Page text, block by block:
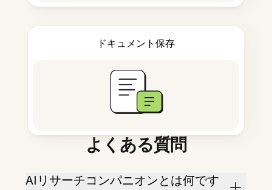
ドキュメント保存
よくある質問
AIリサーチコンパニオンとは何です